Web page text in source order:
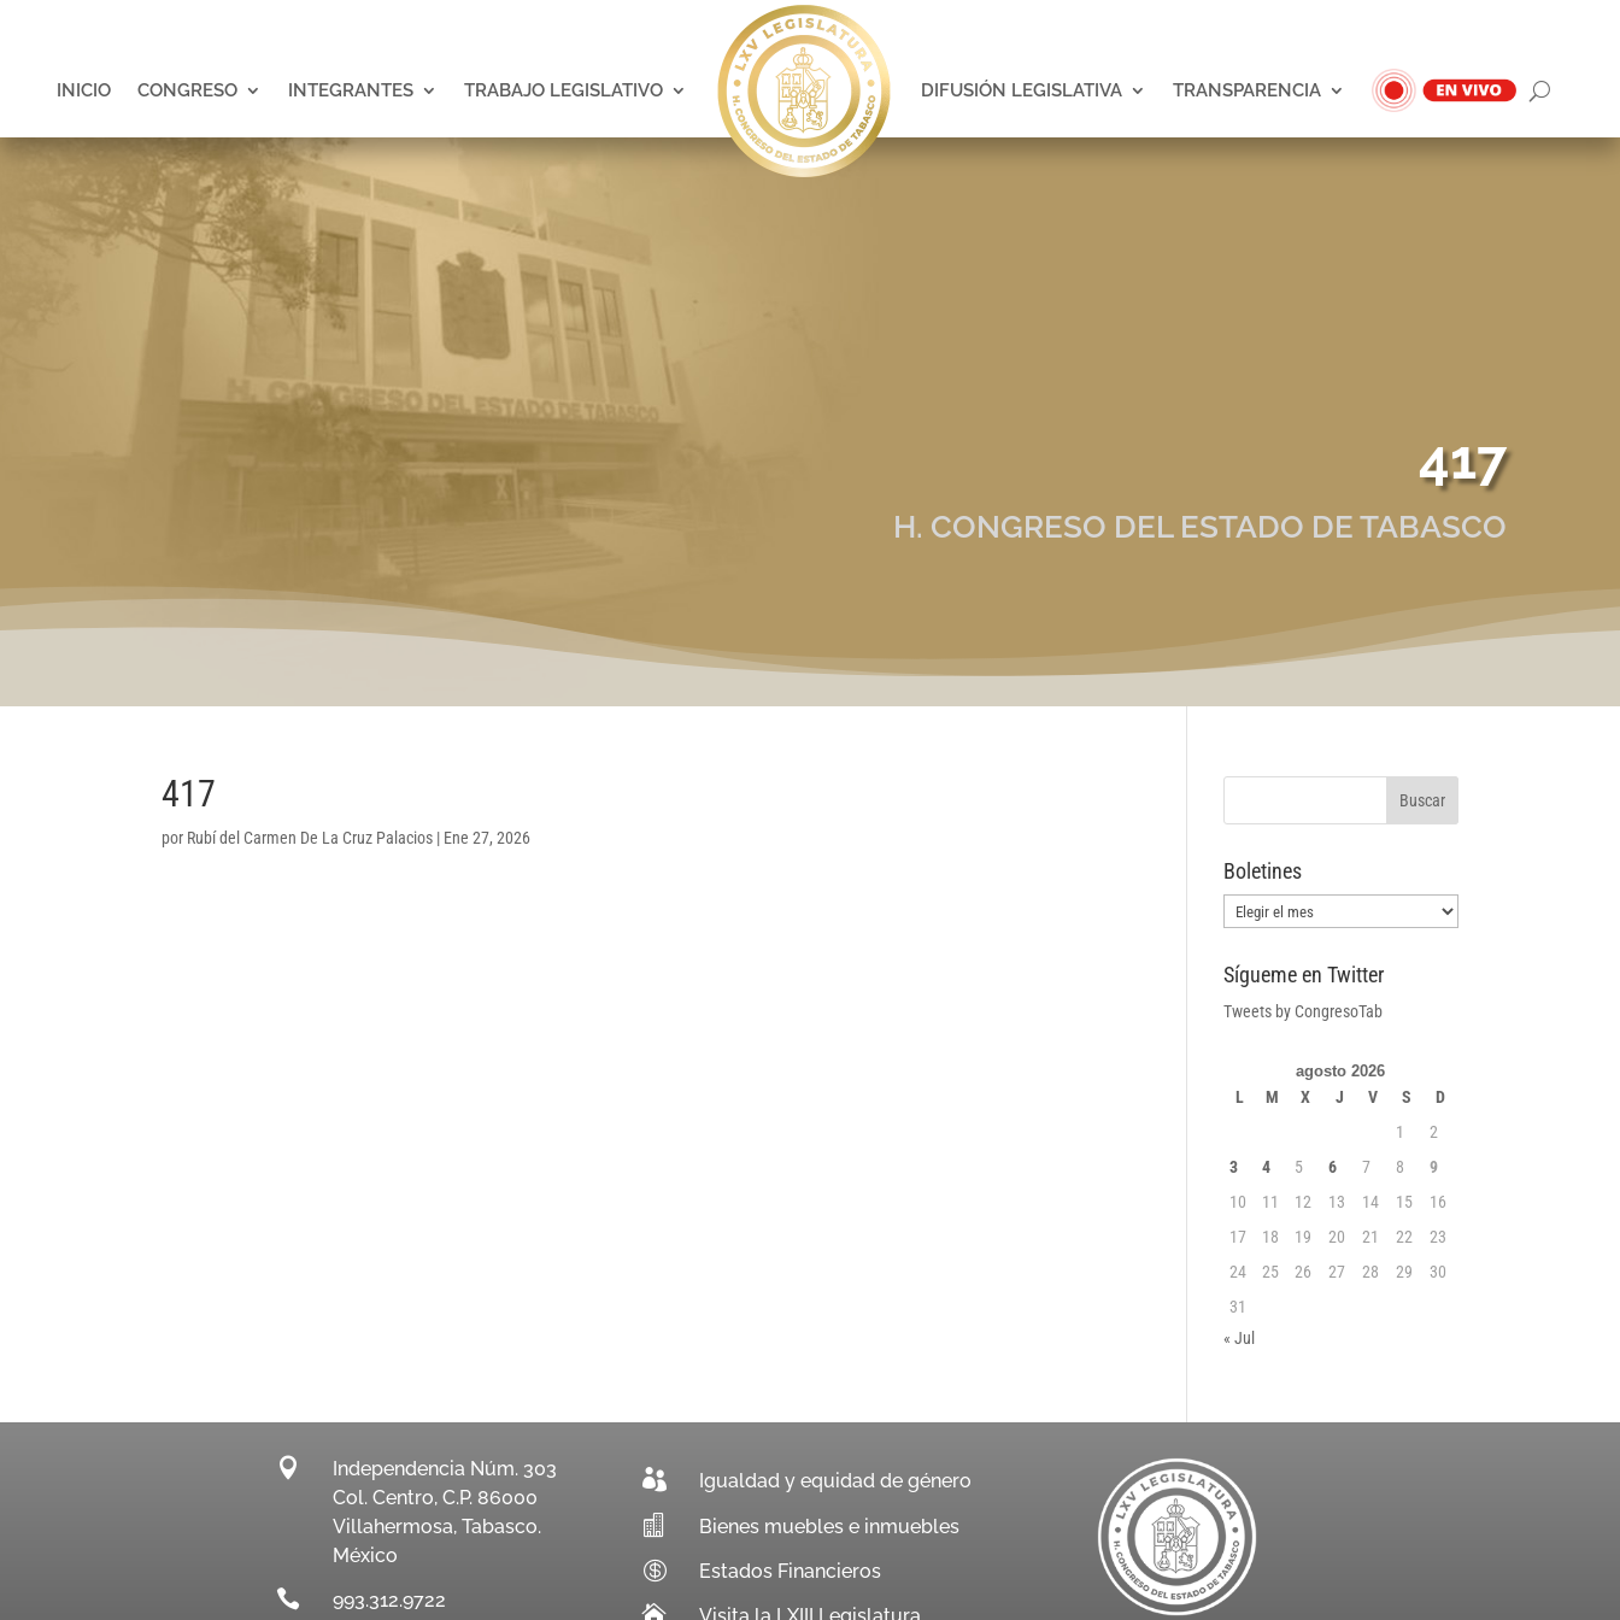
INICIO CONGRESO INTEGRANTES TRABAJO LEGISLATIVO DIFUSIÓN LEGISLATIVA TRANSPARENCIA
417
H. CONGRESO DEL ESTADO DE TABASCO
417
por Rubí del Carmen De La Cruz Palacios | Ene 27, 2026
Boletines
Boletines
Sígueme en Twitter
Tweets by CongresoTab
agosto 2026
L M X J V S
D
1
2
3
4 5 6 7 8
9
10
11 12 13 14 15
16
17
18 19 20 21 22
23
24
25 26 27 28 29
30
31
« Jul

Independencia Núm. 303
Col. Centro, C.P. 86000
Villahermosa, Tabasco.
México

993.312.9722
 Igualdad y equidad de género
 Bienes muebles e inmuebles
 Estados Financieros
